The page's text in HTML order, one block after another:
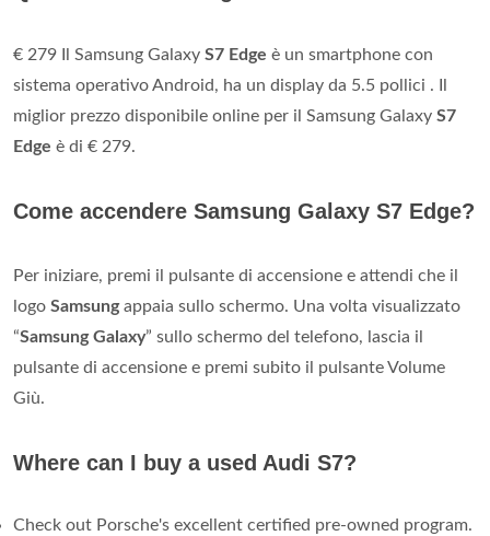
€ 279 Il Samsung Galaxy S7 Edge è un smartphone con
sistema operativo Android, ha un display da 5.5 pollici . Il
miglior prezzo disponibile online per il Samsung Galaxy S7
Edge è di € 279.
Come accendere Samsung Galaxy S7 Edge?
Per iniziare, premi il pulsante di accensione e attendi che il
logo Samsungappaia sullo schermo. Una volta visualizzato
“Samsung Galaxy” sullo schermo del telefono, lascia il
pulsante di accensione e premi subito il pulsante Volume
Giù.
Where can I buy a used Audi S7?
Check out Porsche's excellent certified pre-owned program.